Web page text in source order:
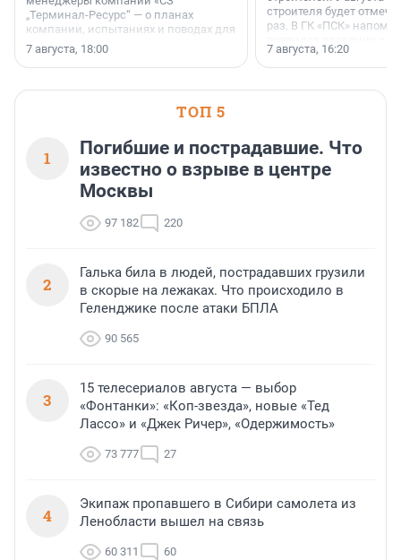
„Терминал-Ресурс“ — о планах
компании, испытаниях и поводах для
осторожного оптимизма.
7 августа, 18:00
строителя будет
раз. В ГК «ПСК»
поменялась роль
7 августа, 16:20
ТОП 5
1
Погибшие и пострадавшие. Что
известно о взрыве в центре
Москвы
97 182 220
2
Галька била в людей, пострадавших грузили
в скорые на лежаках. Что происходило в
Геленджике после атаки БПЛА
90 565
3
15 телесериалов августа — выбор
«Фонтанки»: «Коп-звезда», новые «Тед
Лассо» и «Джек Ричер», «Одержимость»
73 777 27
4
Экипаж пропавшего в Сибири самолета из
Ленобласти вышел на связь
60 311 60